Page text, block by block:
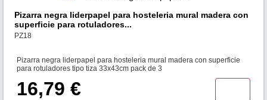
Pizarra negra liderpapel para hosteleria mural madera con
superficie para rotuladores...
PZ18
Pizarra negra liderpapel para hosteleria mural madera con superficie
para rotuladores tipo tiza 33x43cm pack de 3
16,79 €